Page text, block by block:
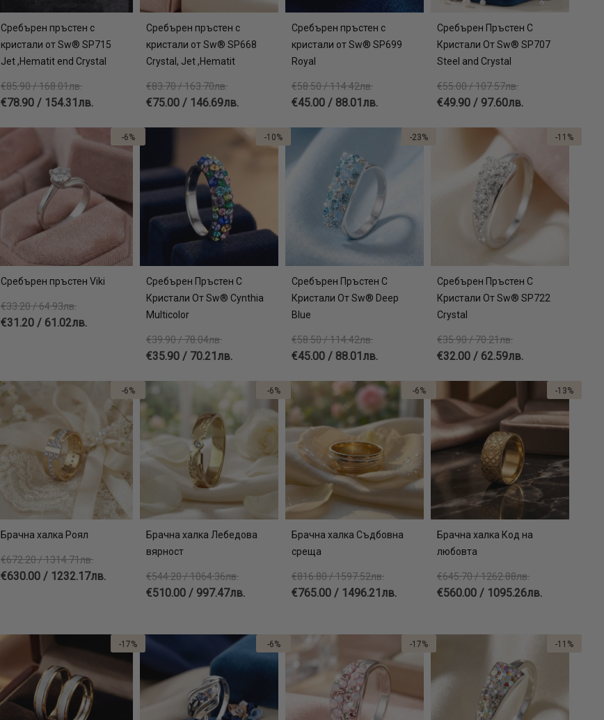
Сребърен пръстен с
кристали от Sw® SP715
Jet ,Hematit end Crystal
€85.90 / 168.01лв.
€78.90 / 154.31лв.
Сребърен пръстен с
кристали от Sw® SP668
Crystal, Jet ,Hematit
€83.70 / 163.70лв.
€75.00 / 146.69лв.
Сребърен пръстен с
кристали от Sw® SP699
Royal
€58.50 / 114.42лв.
€45.00 / 88.01лв.
Сребърен Пръстен С
Кристали От Sw® SP707
Steel and Crystal
€55.00 / 107.57лв.
€49.90 / 97.60лв.
Сребърен пръстен Viki
€33.20 / 64.93лв.
€31.20 / 61.02лв.
-6%
Сребърен Пръстен С
Кристали От Sw® Cynthia
Multicolor
€39.90 / 78.04лв.
€35.90 / 70.21лв.
-10%
Сребърен Пръстен С
Кристали От Sw® Deep
Blue
€58.50 / 114.42лв.
€45.00 / 88.01лв.
-23%
Сребърен Пръстен С
Кристали От Sw® SP722
Crystal
€35.90 / 70.21лв.
€32.00 / 62.59лв.
-11%
Брачна халка Роял
€672.20 / 1314.71лв.
€630.00 / 1232.17лв.
-6%
Брачна халка Лебедова
вярност
€544.20 / 1064.36лв.
€510.00 / 997.47лв.
-6%
Брачна халка Съдбовна
среща
€816.80 / 1597.52лв.
€765.00 / 1496.21лв.
-6%
Брачна халка Код на
любовта
€645.70 / 1262.88лв.
€560.00 / 1095.26лв.
-13%
-17% -6% -17% -11%